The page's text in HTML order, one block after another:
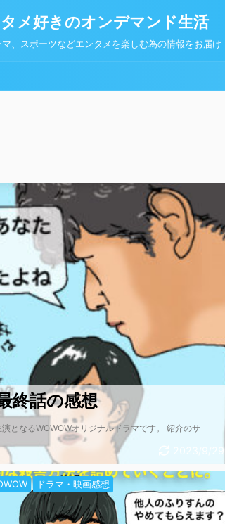
メ好きのオンデマンド生活
、スポーツなどエンタメを楽しむ為の情報をお届け
2023/9/29
終話の感想
となるWOWOWオリジナルドラマです。 紹介のサ
ドラマ・映画感想